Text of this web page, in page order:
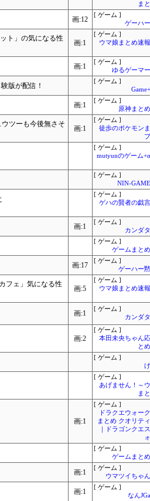
ま
画:12
[ ゲーム ]
ゲーハ
ト」の気になる性
画:1
[ ゲーム ]
ウマ娘まとめ速
画:1
[ ゲーム ]
ゆるゲーマ
版が配信！
[ ゲーム ]
画:1
[ ゲーム ]
原神まと
ツーも今後無さそ
画:1
[ ゲーム ]
徒歩のポケモン
[ ゲーム ]
mutyunのゲーム
[ ゲーム ]
NIN-
[ ゲーム ]
ゲハの賢者の戯
画:1
[ ゲーム ]
カンダ
[ ゲーム ]
ゲームまと
画:17
[ ゲーム ]
ゲーハー
フェ」気になる性
画:5
[ ゲーム ]
ウマ娘まとめ速
画:1
[ ゲーム ]
カンダ
画:2
[ ゲーム ]
本田未央ちゃん
と
[ ゲーム ]
[ ゲーム ]
あげません！～
ま
画:1
[ ゲーム ]
ドラクエウォー
まとめ クオリテ
｜ドラゴンクエ
[ ゲーム ]
ゲームまと
画:1
[ ゲーム ]
ウマツイちゃ
画:1
[ ゲーム ]
なん